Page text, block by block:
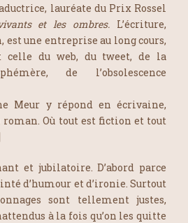
lauréate du Prix Rossel
et les ombres. L’écriture,
une entreprise au long cours,
celle du web, du tweet, de la
de l’obsolescence
Meur y répond en écrivaine,
Où tout est fiction et tout
et jubilatoire. D’abord parce
d’humour et d’ironie. Surtout
sont tellement justes,
à la fois qu’on les quitte